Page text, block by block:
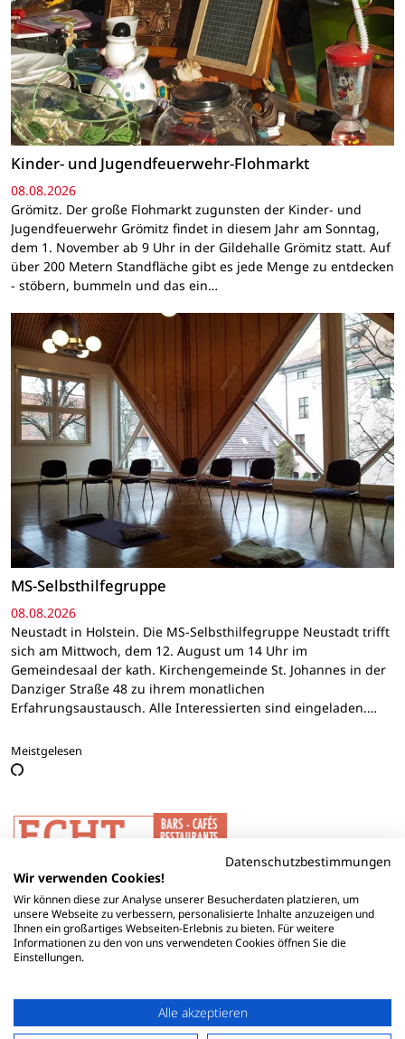
Kinder- und Jugendfeuerwehr-Flohmarkt
08.08.2026
Grömitz. Der große Flohmarkt zugunsten der Kinder- und
Jugendfeuerwehr Grömitz findet in diesem Jahr am Sonntag,
dem 1. November ab 9 Uhr in der Gildehalle Grömitz statt. Auf
über 200 Metern Standfläche gibt es jede Menge zu entdecken
- stöbern, bummeln und das ein…
MS-Selbsthilfegruppe
08.08.2026
Neustadt in Holstein. Die MS-Selbsthilfegruppe Neustadt trifft
sich am Mittwoch, dem 12. August um 14 Uhr im
Gemeindesaal der kath. Kirchengemeinde St. Johannes in der
Danziger Straße 48 zu ihrem monatlichen
Erfahrungsaustausch. Alle Interessierten sind eingeladen.…
Meistgelesen
Datenschutzbestimmungen
Wir verwenden Cookies!
Wir können diese zur Analyse unserer Besucherdaten platzieren, um
unsere Webseite zu verbessern, personalisierte Inhalte anzuzeigen und
Ihnen ein großartiges Webseiten-Erlebnis zu bieten. Für weitere
Informationen zu den von uns verwendeten Cookies öffnen Sie die
Einstellungen.
Alle akzeptieren